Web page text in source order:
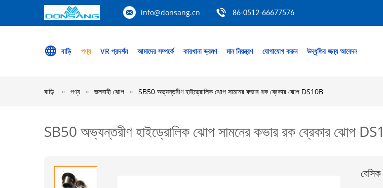
info@donsang.cn 86-0512-66677576
বাড়ি পণ্য VR প্রদর্শন আমাদের সম্পর্কে কারখানা ভ্রমণ মান নিয়ন্ত্রণ যোগাযোগ করুন উদ্ধৃতির জন্য আবেদন
বাড়ি পণ্য জলবাহী ঝোপ SB50 অভ্যন্তরীণ হাইড্রোলিক ঝোপ সামনের কভার রক ব্রেকার ঝোপ DS10B
SB50 অভ্যন্তরীণ হাইড্রোলিক ঝোপ সামনের কভার রক ব্রেকার ঝোপ